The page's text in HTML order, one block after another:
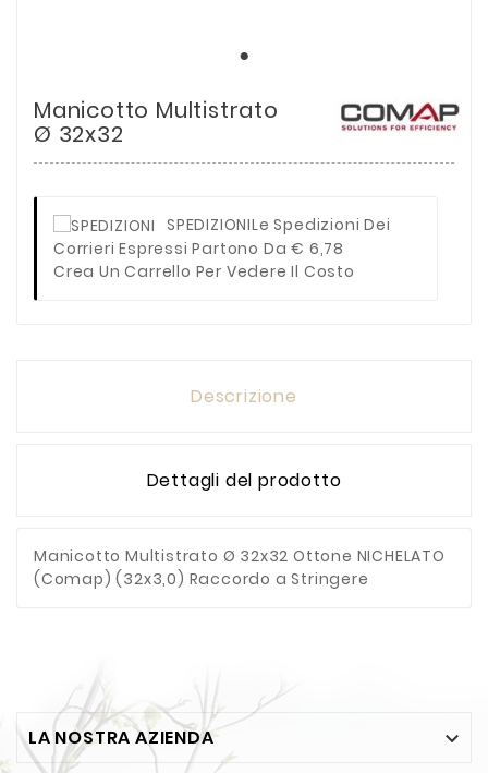
Manicotto Multistrato
Ø 32x32
SPEDIZIONILe Spedizioni Dei
Corrieri Espressi Partono Da € 6,78
Crea Un Carrello Per Vedere Il Costo
Descrizione
Dettagli del prodotto
Manicotto Multistrato Ø 32x32 Ottone NICHELATO
(Comap) (32x3,0) Raccordo a Stringere
LA NOSTRA AZIENDA 